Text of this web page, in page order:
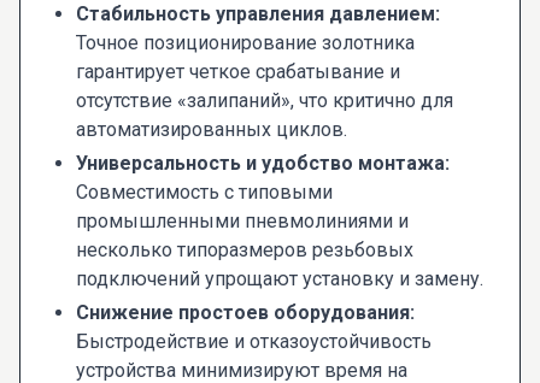
Стабильность управления давлением:
Точное позиционирование золотника
гарантирует четкое срабатывание и
отсутствие «залипаний», что критично для
автоматизированных циклов.
Универсальность и удобство монтажа:
Совместимость с типовыми
промышленными пневмолиниями и
несколько типоразмеров резьбовых
подключений упрощают установку и замену.
Снижение простоев оборудования:
Быстродействие и отказоустойчивость
устройства минимизируют время на